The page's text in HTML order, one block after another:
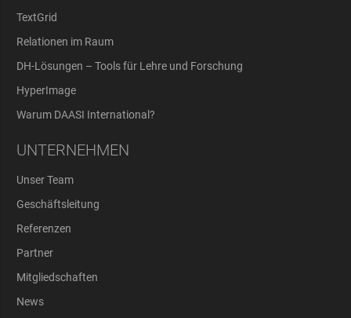
TextGrid
Relationen im Raum
DH-Lösungen – Tools für Lehre und Forschung
HyperImage
Warum DAASI International?
UNTERNEHMEN
Unser Team
Geschäftsleitung
Referenzen
Partner
Mitgliedschaften
News